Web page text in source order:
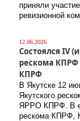
приняли
ревизионной
12.06.2026
Состоялся IV
рескома КПРФ
КПРФ
В Якутске 12
Якутского
ЯРРО КПРФ. В
рескома КПРФ,